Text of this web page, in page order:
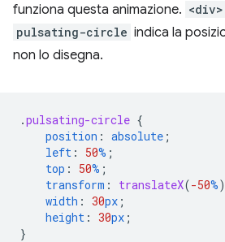
funziona questa animazione. <div>
pulsating-circle indica la
non lo disegna.
.pulsating-circle {
position : absolute ;
left : 50% ;
top : 50% ;
transform : translateX(-50%)
width : 30px ;
height : 30px ;
}